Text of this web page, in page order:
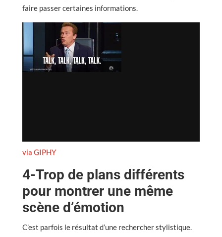
faire passer certaines informations.
via GIPHY
4-Trop de plans différents
pour montrer une même
scène d’émotion
C’est parfois le résultat d’une rechercher stylistique.